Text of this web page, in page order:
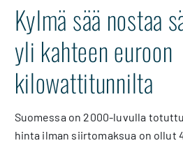
Kylmä sää nostaa
yli kahteen euroon
kilowattitunnilta
Suomessa on 2000-luvulla
hinta ilman siirtomaksua on ollut